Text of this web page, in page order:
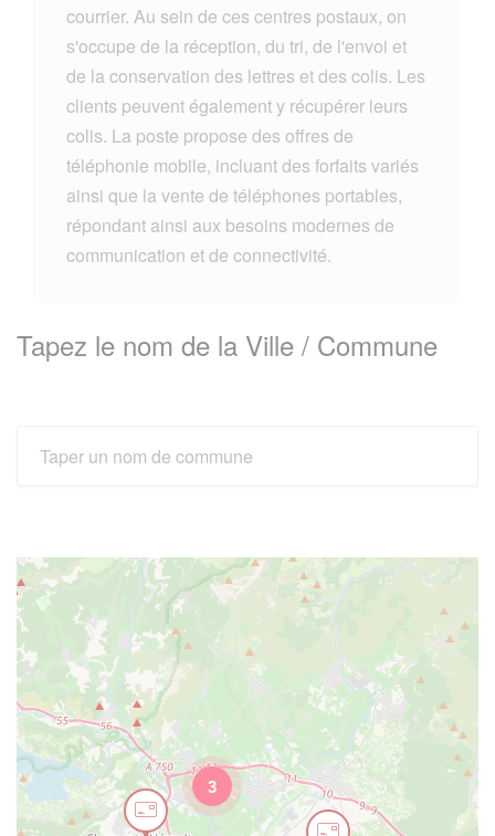
courrier. Au sein de ces centres postaux, on
s'occupe de la réception, du tri, de l'envoi et
de la conservation des lettres et des colis. Les
clients peuvent également y récupérer leurs
colis. La poste propose des offres de
téléphonie mobile, incluant des forfaits variés
ainsi que la vente de téléphones portables,
répondant ainsi aux besoins modernes de
communication et de connectivité.
Tapez le nom de la Ville / Commune
3